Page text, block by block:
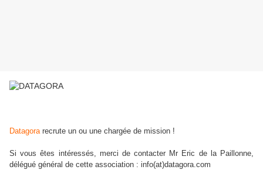
Datagora recrute un ou une chargée de mission !
Si vous êtes intéressés, merci de contacter Mr Eric de la Paillonne,
délégué général de cette association : info(at)datagora.com